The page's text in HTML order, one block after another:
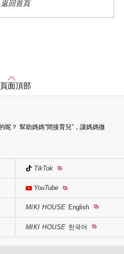
返回首頁
頁面頂部
呢？ 幫助媽媽“間接育兒”，讓媽媽微
TikTok
YouTube
MIKI HOUSE English
MIKI HOUSE 한국어